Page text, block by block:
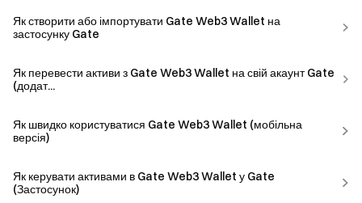
Як створити або імпортувати Gate Web3 Wallet на
застосунку Gate
Як перевести активи з Gate Web3 Wallet на свій акаунт Gate
(додат...
Як швидко користуватися Gate Web3 Wallet (мобільна
версія)
Як керувати активами в Gate Web3 Wallet у Gate
(Застосунок)